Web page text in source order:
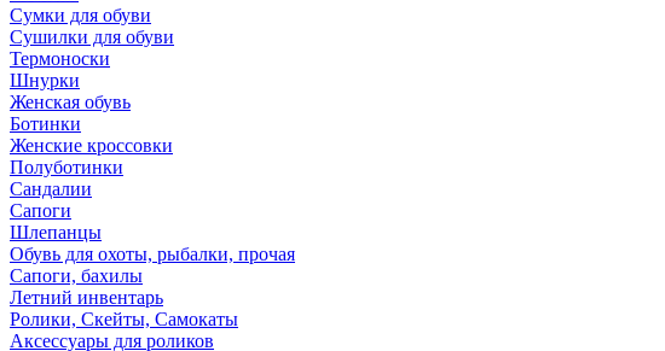
Сумки для обуви
Сушилки для обуви
Термоноски
Шнурки
Женская обувь
Ботинки
Женские кроссовки
Полуботинки
Сандалии
Сапоги
Шлепанцы
Обувь для охоты, рыбалки, прочая
Сапоги, бахилы
Летний инвентарь
Ролики, Скейты, Самокаты
Аксессуары для роликов